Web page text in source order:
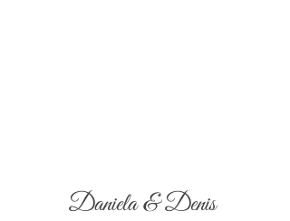
Daniela & Denis